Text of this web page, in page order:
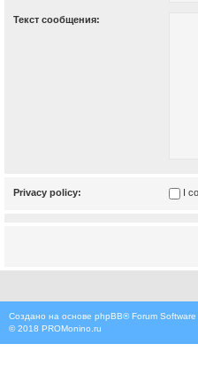
Текст сообщения:
Privacy policy: I
Создано на основе phpBB® Forum
© 2018 PROMonino.ru